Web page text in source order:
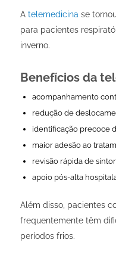
A telemedicina se
para pacientes
inverno.
Benefícios da
acompanhamento
redução de
identificação precoce
maior adesão ao
revisão rápida de
apoio pós-alta
Além disso, pacientes
frequentemente têm
períodos frios.